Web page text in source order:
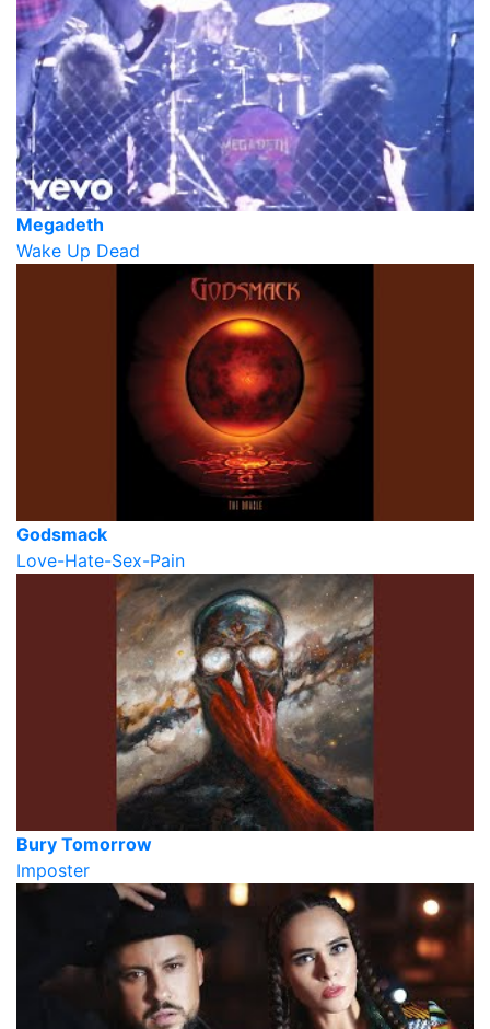
Megadeth
Wake Up Dead
Godsmack
Love-Hate-Sex-Pain
Bury Tomorrow
Imposter